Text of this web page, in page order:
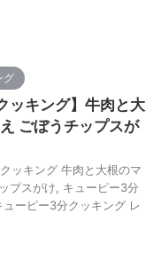
グ
ッキング】牛肉と大
ごぼうチップスが
ッキング 牛肉と大根のマ
プスがけ
キューピー3分
ューピー3分クッキング レ